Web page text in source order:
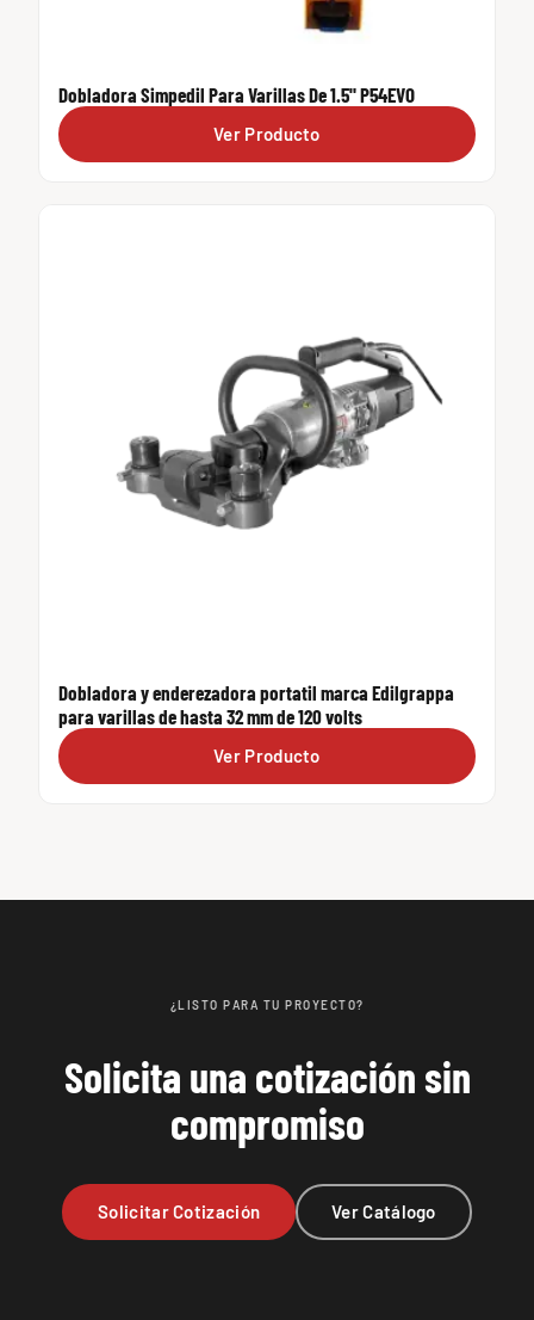
Dobladora Simpedil Para Varillas De 1.5" P54EVO
Ver Producto
Dobladora y enderezadora portatil marca Edilgrappa
para varillas de hasta 32 mm de 120 volts
Ver Producto
¿LISTO PARA TU PROYECTO?
Solicita una cotización sin
compromiso
Solicitar Cotización Ver Catálogo